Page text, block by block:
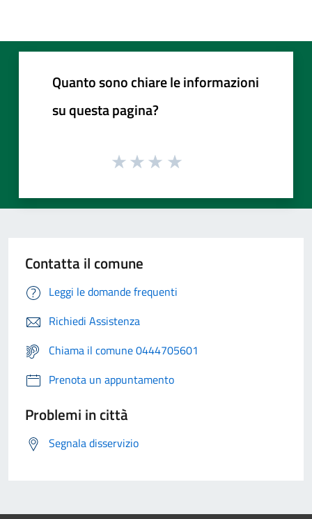
Quanto sono chiare le informazioni
su questa pagina?
Contatta il comune
Leggi le domande frequenti
Richiedi Assistenza
Chiama il comune 0444705601
Prenota un appuntamento
Problemi in città
Segnala disservizio